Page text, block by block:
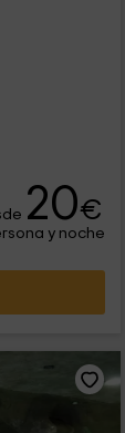
20€
y noche